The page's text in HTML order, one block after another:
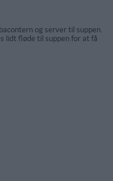
og server til suppen.
lidt fløde til suppen for at få